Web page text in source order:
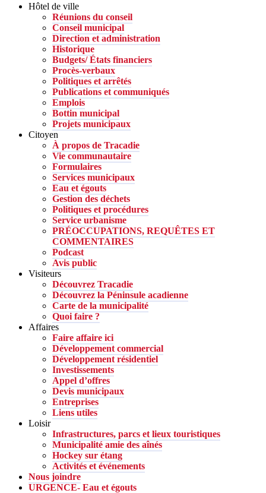
Hôtel de ville
Réunions du conseil
Conseil municipal
Direction et administration
Historique
Budgets/ États financiers
Procès-verbaux
Politiques et arrêtés
Publications et communiqués
Emplois
Bottin municipal
Projets municipaux
Citoyen
À propos de Tracadie
Vie communautaire
Formulaires
Services municipaux
Eau et égouts
Gestion des déchets
Politiques et procédures
Service urbanisme
PRÉOCCUPATIONS, REQUÊTES ET
COMMENTAIRES
Podcast
Avis public
Visiteurs
Découvrez Tracadie
Découvrez la Péninsule acadienne
Carte de la municipalité
Quoi faire ?
Affaires
Faire affaire ici
Développement commercial
Développement résidentiel
Investissements
Appel d’offres
Devis municipaux
Entreprises
Liens utiles
Loisir
Infrastructures, parcs et lieux touristiques
Municipalité amie des aînés
Hockey sur étang
Activités et événements
Nous joindre
URGENCE- Eau et égouts